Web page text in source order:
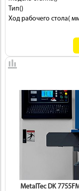
Тип()
Ход рабочего стола(
MetalTec DK